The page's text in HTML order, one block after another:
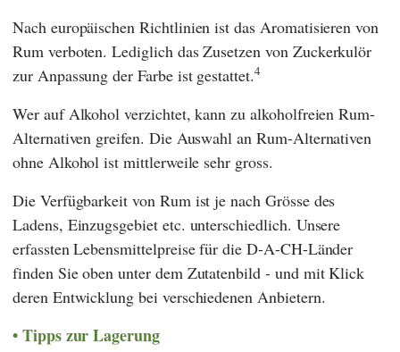
Nach europäischen Richtlinien ist das Aromatisieren von
Rum verboten. Lediglich das Zusetzen von Zuckerkulör
zur Anpassung der Farbe ist gestattet.4
Wer auf Alkohol verzichtet, kann zu alkoholfreien Rum-
Alternativen greifen. Die Auswahl an Rum-Alternativen
ohne Alkohol ist mittlerweile sehr gross.
Die Verfügbarkeit von Rum ist je nach Grösse des
Ladens, Einzugsgebiet etc. unterschiedlich. Unsere
erfassten Lebensmittelpreise für die D-A-CH-Länder
finden Sie oben unter dem Zutatenbild - und mit Klick
deren Entwicklung bei verschiedenen Anbietern.
Tipps zur Lagerung